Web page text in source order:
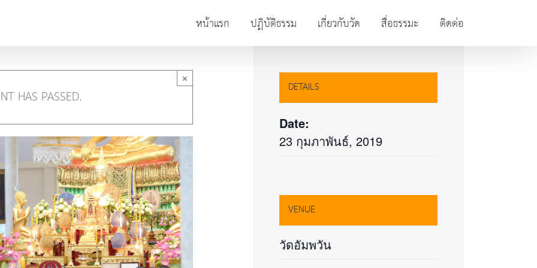
หน้าแรก ปฏิบัติธรรม เกี่ยวกับวัด สื่อธรรมะ ติดต่อ
×
HAS PASSED. DETAILS
Date:
23 กุมภาพันธ์, 2019
VENUE
วัดอัมพวัน